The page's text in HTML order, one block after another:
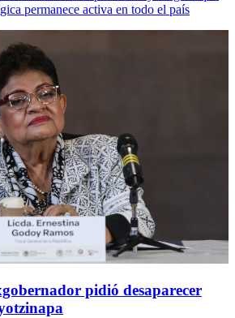
permanece activa en todo el país
pidió desaparecer